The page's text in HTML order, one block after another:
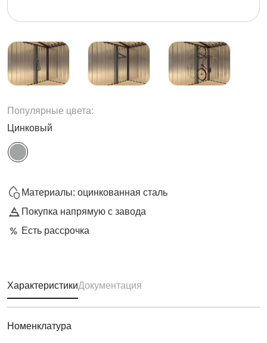
Популярные цвета:
Цинковый
Материалы: оцинкованная сталь
Покупка напрямую с завода
Есть рассрочка
ХарактеристикиДокументация
Номенклатура